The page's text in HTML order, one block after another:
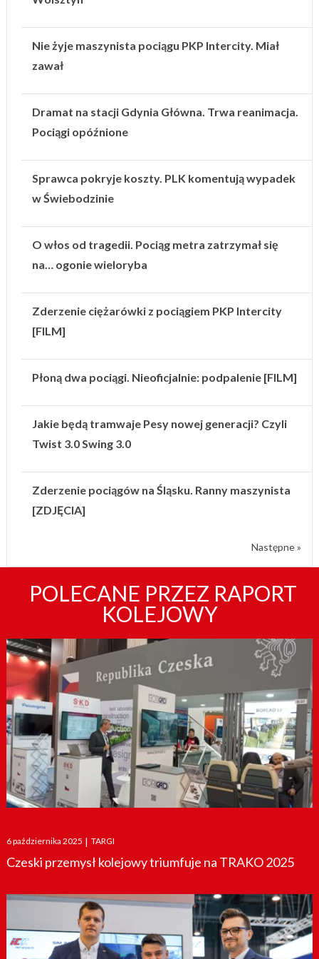
Nie żyje maszynista pociągu PKP Intercity. Miał
zawał
Dramat na stacji Gdynia Główna. Trwa reanimacja.
Pociągi opóźnione
Sprawca pokryje koszty. PLK komentują wypadek
w Świebodzinie
O włos od tragedii. Pociąg metra zatrzymał się
na… ogonie wieloryba
Zderzenie ciężarówki z pociągiem PKP Intercity
[FILM]
Płoną dwa pociągi. Nieoficjalnie: podpalenie [FILM]
Jakie będą tramwaje Pesy nowej generacji? Czyli
Twist 3.0 Swing 3.0
Zderzenie pociągów na Śląsku. Ranny maszynista
[ZDJĘCIA]
Następne »
POLECANE PRZEZ RAPORT
KOLEJOWY
Posted
on
6 października 2025 | TARGI
Czeski przemysł kolejowy triumfuje na TRAKO 2025